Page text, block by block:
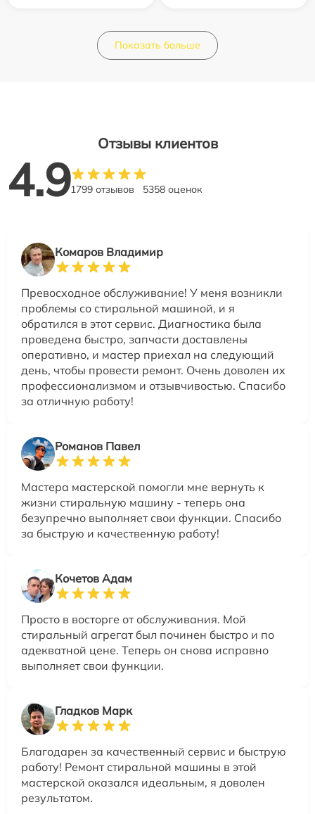
Показать больше
Отзывы клиентов
4.91799 отзывов 5358 оценок
Комаров Владимир
Превосходное обслуживание! У меня возникли
проблемы со стиральной машиной, и я
обратился в этот сервис. Диагностика была
проведена быстро, запчасти доставлены
оперативно, и мастер приехал на следующий
день, чтобы провести ремонт. Очень доволен их
профессионализмом и отзывчивостью. Спасибо
за отличную работу!
Романов Павел
Мастера мастерской помогли мне вернуть к
жизни стиральную машину - теперь она
безупречно выполняет свои функции. Спасибо
за быструю и качественную работу!
Кочетов Адам
Просто в восторге от обслуживания. Мой
стиральный агрегат был починен быстро и по
адекватной цене. Теперь он снова исправно
выполняет свои функции.
Гладков Марк
Благодарен за качественный сервис и быструю
работу! Ремонт стиральной машины в этой
мастерской оказался идеальным, я доволен
результатом.